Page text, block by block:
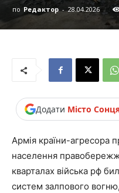
по Редактор - 28.04.2026
Додати Місто
Армія країни-агресора
населення
кварталах війська рф
систем залпового